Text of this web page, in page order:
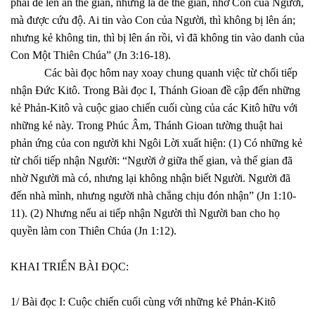
phải để lên án thế gian, nhưng là để thế gian, nhờ Con của Người,
mà được cứu độ. Ai tin vào Con của Người, thì không bị lên án;
nhưng kẻ không tin, thì bị lên án rồi, vì đã không tin vào danh của
Con Một Thiên Chúa” (Jn 3:16-18).
Các bài đọc hôm nay xoay chung quanh việc từ chối tiếp
nhận Đức Kitô. Trong Bài đọc I, Thánh Gioan đề cập đến những
kẻ Phản-Kitô và cuộc giao chiến cuối cùng của các Kitô hữu với
những kẻ này. Trong Phúc Âm, Thánh Gioan tường thuật hai
phản ứng của con người khi Ngôi Lời xuất hiện: (1) Có những kẻ
từ chối tiếp nhận Người: “Người ở giữa thế gian, và thế gian đã
nhờ Người mà có, nhưng lại không nhận biết Người. Người đã
đến nhà mình, nhưng người nhà chẳng chịu đón nhận” (Jn 1:10-
11). (2) Nhưng nếu ai tiếp nhận Người thì Người ban cho họ
quyền làm con Thiên Chúa (Jn 1:12).
KHAI TRIỂN BÀI ĐỌC:
1/ Bài đọc I: Cuộc chiến cuối cùng với những kẻ Phản-Kitô